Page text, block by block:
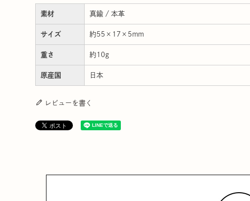
素材 真鍮 / 本革
サイズ 約55×17×5mm
重さ 約10g
原産国 日本
レビューを書く